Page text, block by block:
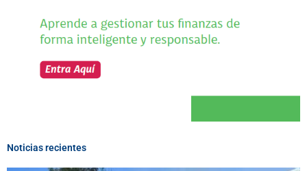
Noticias recientes